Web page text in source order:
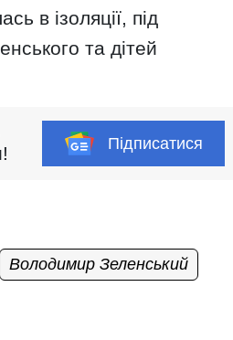
в ізоляції, під
та дітей
Підписатися
Володимир Зеленський